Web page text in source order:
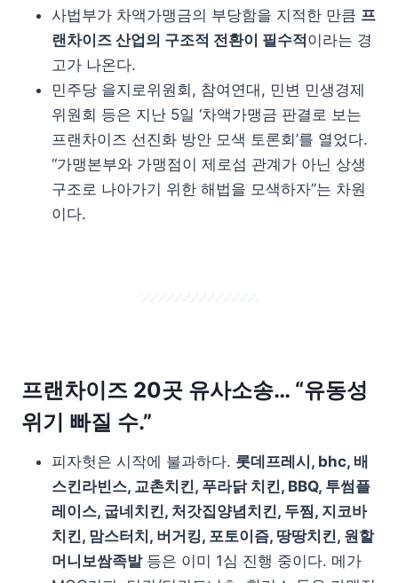
사법부가 차액가맹금의 부당함을 지적한 만큼 프
랜차이즈 산업의 구조적 전환이 필수적이라는 경
고가 나온다.
민주당 을지로위원회, 참여연대, 민변 민생경제
위원회 등은 지난 5일 ‘차액가맹금 판결로 보는
프랜차이즈 선진화 방안 모색 토론회’를 열었다.
“가맹본부와 가맹점이 제로섬 관계가 아닌 상생
구조로 나아가기 위한 해법을 모색하자”는 차원
이다.
프랜차이즈 20곳 유사소송… “유동성
위기 빠질 수.”
피자헛은 시작에 불과하다. 롯데프레시, bhc, 배
스킨라빈스, 교촌치킨, 푸라닭 치킨, BBQ, 투썸플
레이스, 굽네치킨, 처갓집양념치킨, 두찜, 지코바
치킨, 맘스터치, 버거킹, 포토이즘, 땅땅치킨, 원할
머니보쌈족발등은 이미 1심 진행 중이다. 메가